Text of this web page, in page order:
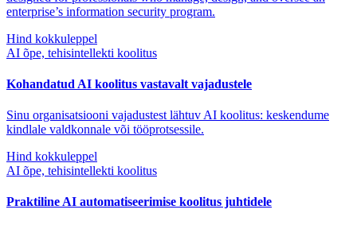
enterprise’s information security program.
Hind kokkuleppel
AI õpe, tehisintellekti koolitus
Kohandatud AI koolitus vastavalt vajadustele
Sinu organisatsiooni vajadustest lähtuv AI koolitus: keskendume
kindlale valdkonnale või tööprotsessile.
Hind kokkuleppel
AI õpe, tehisintellekti koolitus
Praktiline AI automatiseerimise koolitus juhtidele